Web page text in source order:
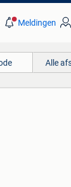
Meldingen
Alle